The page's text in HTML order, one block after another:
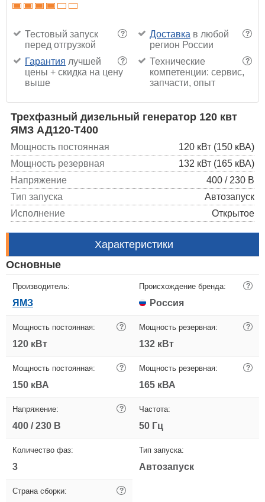
?
Тестовый запуск
перед отгрузкой
?
Доставка в любой
регион России
?
Гарантия лучшей
цены + скидка на цену
выше
?
Технические
компетенции: сервис,
запчасти, опыт
Трехфазный дизельный генератор 120 квт
ЯМЗ АД120-T400
Мощность постоянная
120 кВт (150 кВА)
Мощность резервная
132 кВт (165 кВА)
Напряжение
400 / 230 В
Тип запуска
Автозапуск
Исполнение
Открытое
Характеристики
Основные
Производитель:
ЯМЗ
Происхождение бренда: ?
Россия
Мощность постоянная: ?
120 кВт
Мощность резервная: ?
132 кВт
Мощность постоянная: ?
150 кВА
Мощность резервная: ?
165 кВА
Напряжение: ?
400 / 230 В
Частота:
50 Гц
Количество фаз:
3
Тип запуска:
Автозапуск
Страна сборки: ?